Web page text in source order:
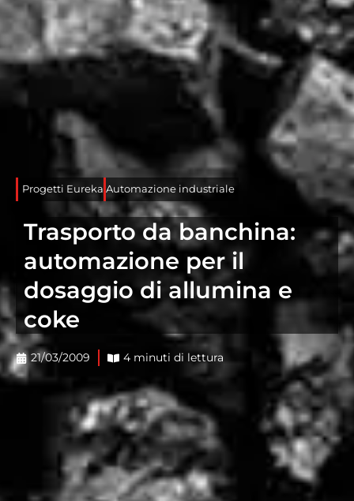
Progetti Eureka Automazione industriale
Trasporto da banchina:
automazione per il
dosaggio di allumina e
coke
21/03/2009 4 minuti di lettura